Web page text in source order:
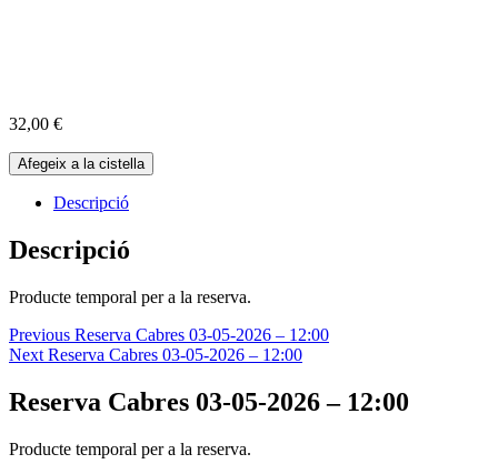
32,00 €
quantitat
de
Reserva
03-
05-
-
Afegeix a la cistella
Descripció
Descripció
Producte temporal per a la reserva.
Navegació
d'entrades
Previous Reserva Cabres 03-05-2026 – 12:00
Next Reserva Cabres 03-05-2026 – 12:00
Reserva Cabres 03-05-2026 – 12:00
Producte temporal per a la reserva.